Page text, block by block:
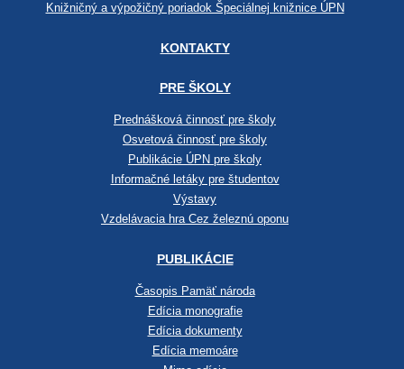
Knižničný a výpožičný poriadok Špeciálnej knižnice ÚPN
KONTAKTY
PRE ŠKOLY
Prednášková činnosť pre školy
Osvetová činnosť pre školy
Publikácie ÚPN pre školy
Informačné letáky pre študentov
Výstavy
Vzdelávacia hra Cez železnú oponu
PUBLIKÁCIE
Časopis Pamäť národa
Edícia monografie
Edícia dokumenty
Edícia memoáre